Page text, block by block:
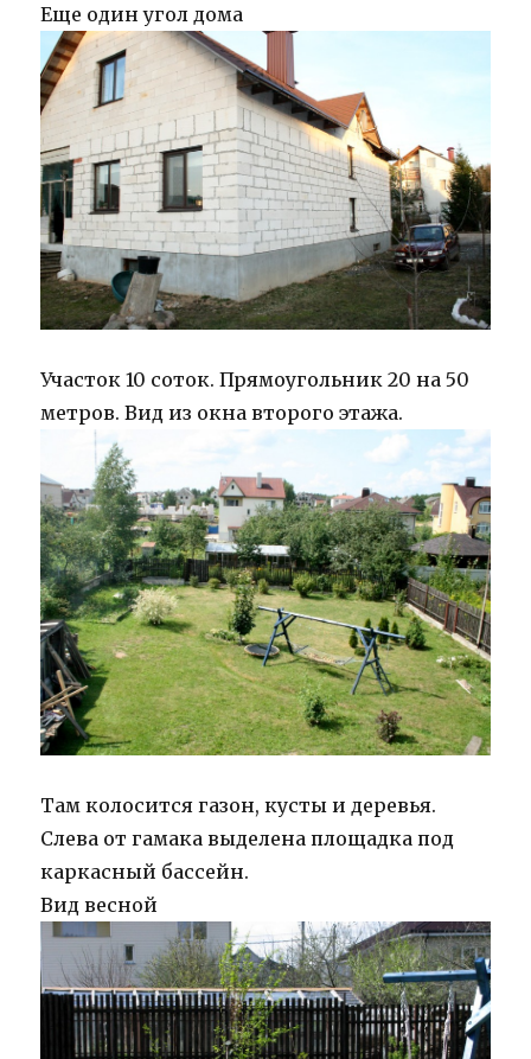
Еще один угол дома
Участок 10 соток. Прямоугольник 20 на 50
метров. Вид из окна второго этажа.
Там колосится газон, кусты и деревья.
Слева от гамака выделена площадка под
каркасный бассейн.
Вид весной